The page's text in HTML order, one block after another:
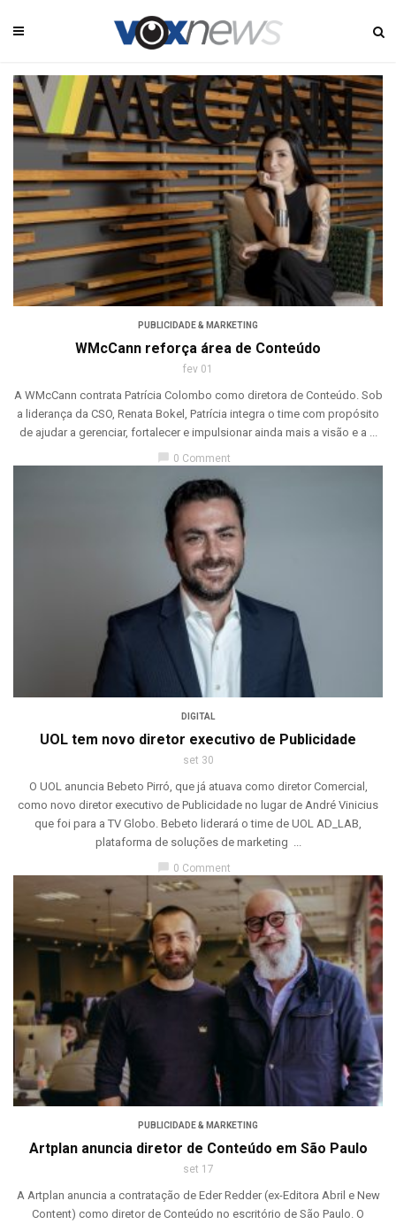
PUBLICIDADE & MARKETING
WMcCann reforça área de Conteúdo
fev 01
A WMcCann contrata Patrícia Colombo como diretora de Conteúdo. Sob
a liderança da CSO, Renata Bokel, Patrícia integra o time com propósito
de ajudar a gerenciar, fortalecer e impulsionar ainda mais a visão e a ...
chat_bubble 0 Comment
DIGITAL
UOL tem novo diretor executivo de Publicidade
set 30
O UOL anuncia Bebeto Pirró, que já atuava como diretor Comercial,
como novo diretor executivo de Publicidade no lugar de André Vinicius
que foi para a TV Globo. Bebeto liderará o time de UOL AD_LAB,
plataforma de soluções de marketing ...
0 Comment
PUBLICIDADE & MARKETING
Artplan anuncia diretor de Conteúdo em São Paulo
set 17
A Artplan anuncia a contratação de Eder Redder (ex-Editora Abril e New
Content) como diretor de Conteúdo no escritório de São Paulo. O